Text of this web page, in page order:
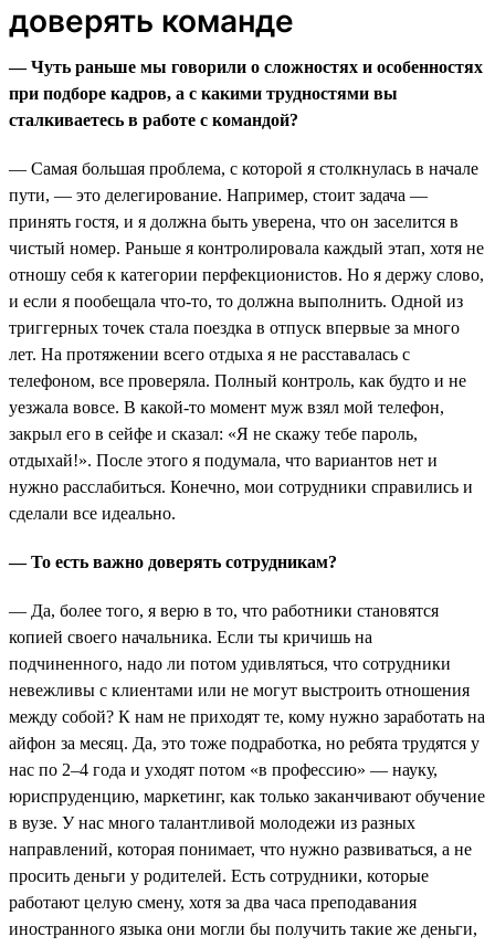
доверять команде
— Чуть раньше мы говорили о сложностях и особенностях
при подборе кадров, а с какими трудностями вы
сталкиваетесь в работе с командой?
— Самая большая проблема, с которой я столкнулась в начале
пути, — это делегирование. Например, стоит задача —
принять гостя, и я должна быть уверена, что он заселится в
чистый номер. Раньше я контролировала каждый этап, хотя не
отношу себя к категории перфекционистов. Но я держу слово,
и если я пообещала что-то, то должна выполнить. Одной из
триггерных точек стала поездка в отпуск впервые за много
лет. На протяжении всего отдыха я не расставалась с
телефоном, все проверяла. Полный контроль, как будто и не
уезжала вовсе. В какой-то момент муж взял мой телефон,
закрыл его в сейфе и сказал: «Я не скажу тебе пароль,
отдыхай!». После этого я подумала, что вариантов нет и
нужно расслабиться. Конечно, мои сотрудники справились и
сделали все идеально.
— То есть важно доверять сотрудникам?
— Да, более того, я верю в то, что работники становятся
копией своего начальника. Если ты кричишь на
подчиненного, надо ли потом удивляться, что сотрудники
невежливы с клиентами или не могут выстроить отношения
между собой? К нам не приходят те, кому нужно заработать на
айфон за месяц. Да, это тоже подработка, но ребята трудятся у
нас по 2–4 года и уходят потом «в профессию» — науку,
юриспруденцию, маркетинг, как только заканчивают обучение
в вузе. У нас много талантливой молодежи из разных
направлений, которая понимает, что нужно развиваться, а не
просить деньги у родителей. Есть сотрудники, которые
работают целую смену, хотя за два часа преподавания
иностранного языка они могли бы получить такие же деньги,